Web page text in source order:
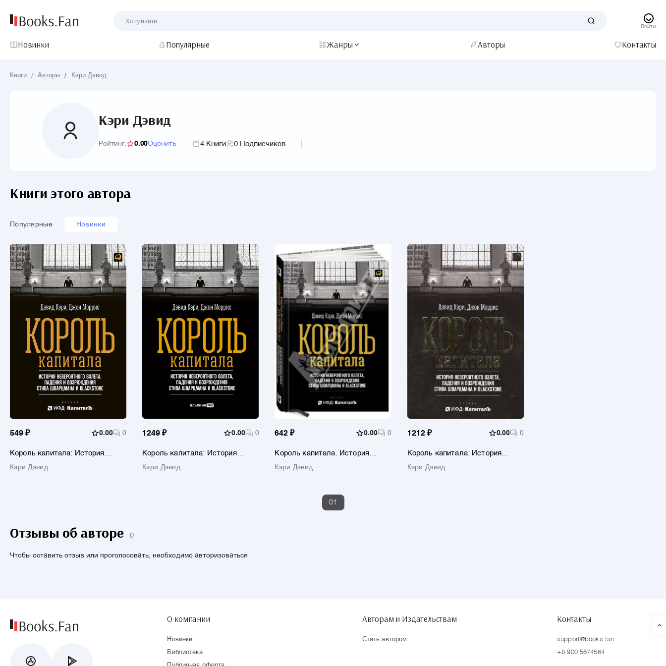
Войти
Новинки Популярные Жанры Авторы Контакты
Книги / Авторы / Кэри Дэвид
Кэри Дэвид
Рейтинг: 0.00Оценить 4 Книги 0 Подписчиков
Книги этого автора
Популярные Новинки
549 ₽ 0.00 0
Король капитала: История
возрождения Стива Шварцмана
Кэри Дэвид
1249 ₽ 0.00 0
Король капитала: История
возрождения Стива Шварцмана
Кэри Дэвид
642 ₽ 0.00 0
Король капитала. История
возрождения Стива Шварцмана
Кэри Дэвид
1212 ₽ 0.00 0
Король капитала: История
возрождения Стива Шварцмана
Кэри Дэвид
01
Отзывы об авторе 0
Чтобы оставить отзыв или проголосовать, необходимо авторизоваться
О компании
Новинки
Библиотека
Авторам и Издательствам
Стать автором
Контакты
support@books.fan
+8 900 5674564